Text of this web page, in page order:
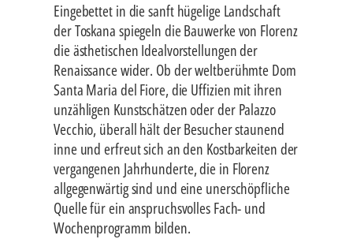
Eingebettet in die sanft hügelige Landschaft
der Toskana spiegeln die Bauwerke von Florenz
die ästhetischen Idealvorstellungen der
Renaissance wider. Ob der weltberühmte Dom
Santa Maria del Fiore, die Uffizien mit ihren
unzähligen Kunstschätzen oder der Palazzo
Vecchio, überall hält der Besucher staunend
inne und erfreut sich an den Kostbarkeiten der
vergangenen Jahrhunderte, die in Florenz
allgegenwärtig sind und eine unerschöpfliche
Quelle für ein anspruchsvolles Fach- und
Wochenprogramm bilden.